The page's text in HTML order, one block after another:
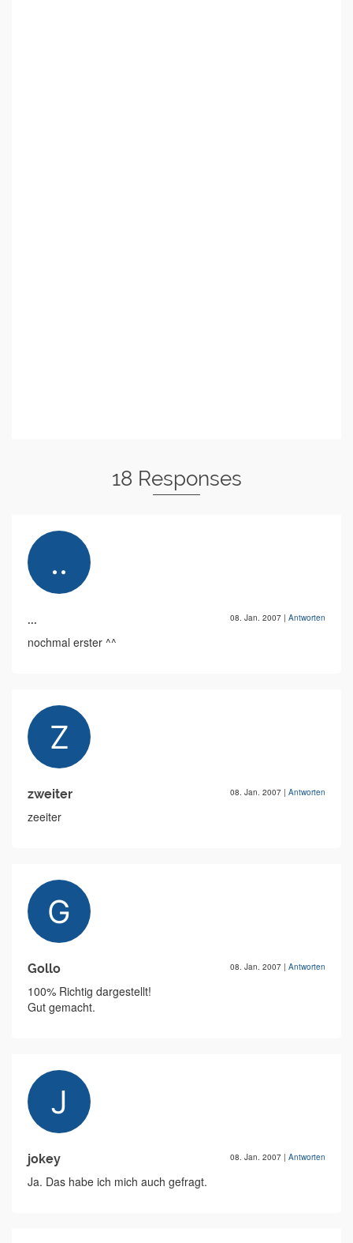
18 Responses
... 08. Jan. 2007 | Antworten
nochmal erster ^^
zweiter 08. Jan. 2007 | Antworten
zeeiter
Gollo 08. Jan. 2007 | Antworten
100% Richtig dargestellt!
Gut gemacht.
jokey 08. Jan. 2007 | Antworten
Ja. Das habe ich mich auch gefragt.